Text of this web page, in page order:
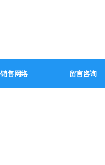
销售网络 留言咨询